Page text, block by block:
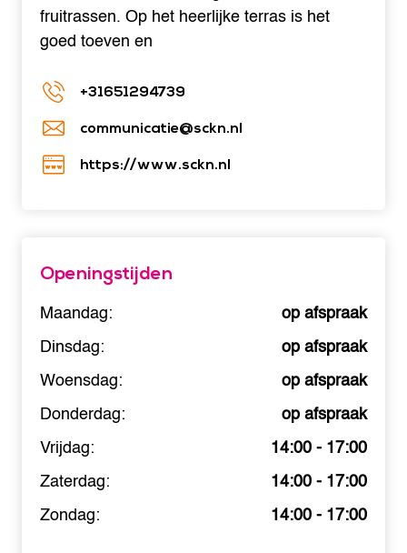
fruitrassen. Op het heerlijke terras is het
goed toeven en
+31651294739
communicatie@sckn.nl
https://www.sckn.nl
Openingstijden
Maandag:
op afspraak
Dinsdag:
op afspraak
Woensdag:
op afspraak
Donderdag:
op afspraak
Vrijdag:
14:00 - 17:00
Zaterdag:
14:00 - 17:00
Zondag:
14:00 - 17:00